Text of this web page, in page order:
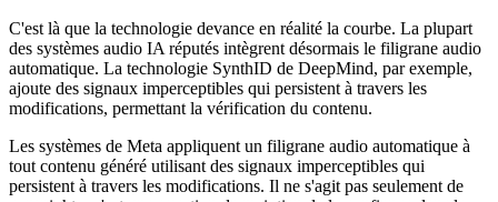
C'est là que la technologie devance en réalité la courbe. La plupart
des systèmes audio IA réputés intègrent désormais le filigrane audio
automatique. La technologie SynthID de DeepMind, par exemple,
ajoute des signaux imperceptibles qui persistent à travers les
modifications, permettant la vérification du contenu.
Les systèmes de Meta appliquent un filigrane audio automatique à
tout contenu généré utilisant des signaux imperceptibles qui
persistent à travers les modifications. Il ne s'agit pas seulement de